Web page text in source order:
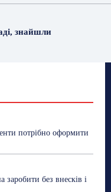
знайшли
Світ
Фоторепортаж
потрібно оформити
заробити без внесків і